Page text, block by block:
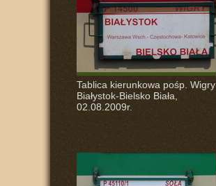
Tablica kierunkowa pośp. Wigry
Białystok-Bielsko Biała,
02.08.2009r.